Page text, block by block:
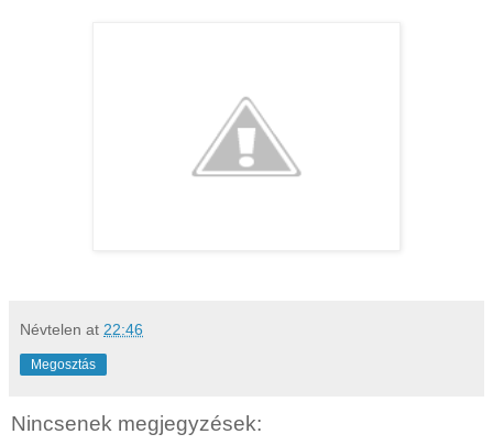
Névtelen at 22:46
Megosztás
Nincsenek megjegyzések: